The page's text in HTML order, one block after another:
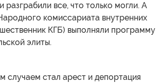
разграбили все, что только могли. А
комиссариата внутренних
КГБ) выполняли программу
элиты.
случаем стал арест и депортация